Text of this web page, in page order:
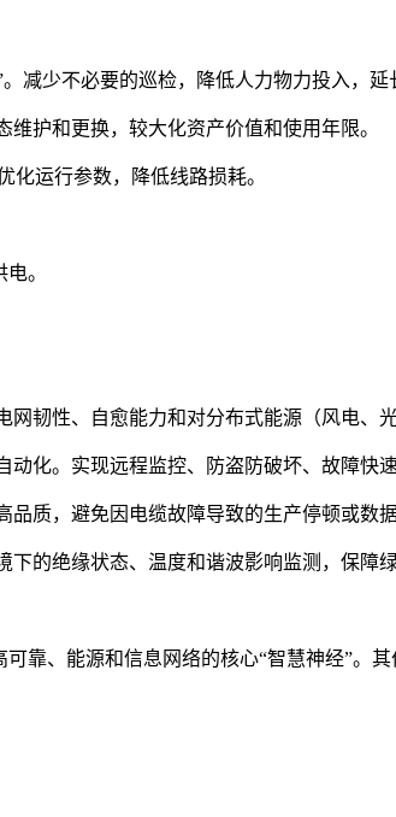
减少不必要的巡检，降低人力物力投入，延
护和更换，较大化资产价值和使用年限。
化运行参数，降低线路损耗。
。
韧性、自愈能力和对分布式能源（风电、
化。实现远程监控、防盗防破坏、故障快速
质，避免因电缆故障导致的生产停顿或数
的绝缘状态、温度和谐波影响监测，保障
靠、能源和信息网络的核心“智慧神经”。其